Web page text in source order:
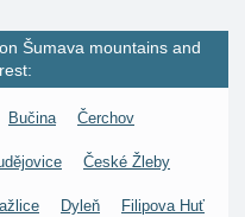
Šumava mountains and
Bučina Čerchov
České Žleby
Dyleň Filipova Huť